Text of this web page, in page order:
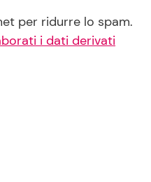
per ridurre lo spam.
i dati derivati